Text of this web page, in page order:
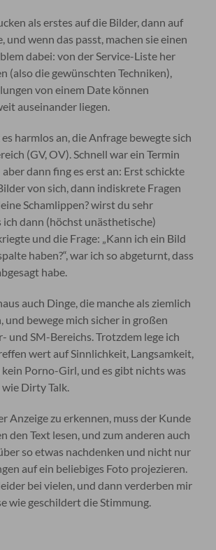
als erstes auf die Bilder, dann auf
und wenn das passt, machen sie einen
dabei: von der Service-Liste her
(also die gewünschten Techniken),
von einem Date können
auseinander liegen.
harmlos an, die Anfrage bewegte sich
(GV, OV). Schnell war ein Termin
dann fing es erst an: Erst schickte
von sich, dann indiskrete Fragen
Schamlippen? wirst du sehr
ich dann (höchst unästhetische)
und die Frage: „Kann ich ein Bild
haben?“, war ich so abgeturnt, dass
habe.
auch Dinge, die manche als ziemlich
und bewege mich sicher in großen
und SM-Bereichs. Trotzdem lege ich
wert auf Sinnlichkeit, Langsamkeit,
kein Porno-Girl, und es gibt nichts was
Dirty Talk.
Anzeige zu erkennen, muss der Kunde
den Text lesen, und zum anderen auch
so etwas nachdenken und nicht nur
auf ein beliebiges Foto projezieren.
bei vielen, und dann verderben mir
wie geschildert die Stimmung.